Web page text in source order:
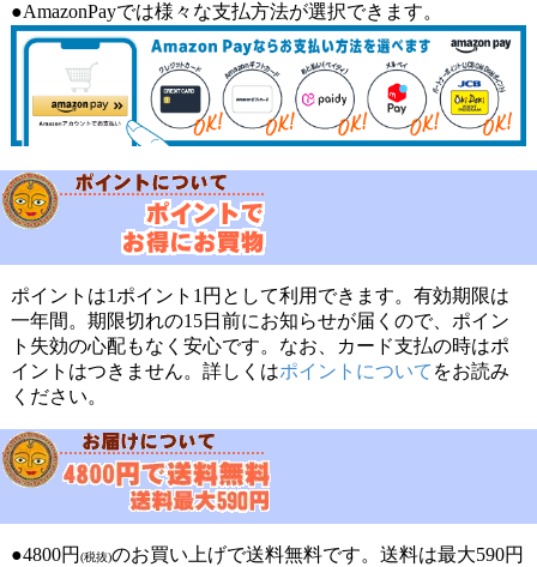
●AmazonPayでは様々な支払方法が選択できます。
ポイントは1ポイント1円として利用できます。有効期限は
一年間。期限切れの15日前にお知らせが届くので、ポイン
ト失効の心配もなく安心です。なお、カード支払の時はポ
イントはつきません。詳しくはポイントについて をお読み
ください。
●4800円 (税抜)のお買い上げで送料無料です。送料は最大590円